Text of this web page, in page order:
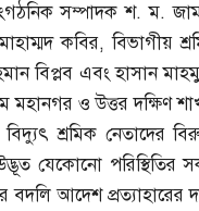
সম্পাদক শ.ম.
কবির,বিভাগীয়
বিপ্লব এবং হাসান
মহানগর ও উত্তর দক্ষিণ
বিদ্যুৎ শ্রমিক নেতাদের
যেকোনো পরিস্থিতির
বদলি আদেশ প্রত্যাহারের